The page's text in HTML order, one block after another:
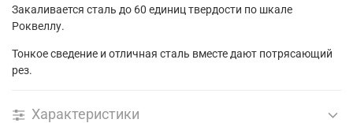
Закаливается сталь до 60 единиц твердости по шкале
Роквеллу.
Тонкое сведение и отличная сталь вместе дают потрясающий
рез.
Характеристики